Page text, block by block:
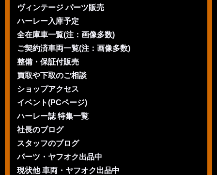
ヴィンテージ パーツ販売
ハーレー入庫予定
全在庫車一覧(注：画像多数)
ご契約済車両一覧(注：画像多数)
整備・保証付販売
買取や下取のご相談
ショップアクセス
イベント(PCページ)
ハーレー誌 特集一覧
社長のブログ
スタッフのブログ
パーツ・ヤフオク出品中
現状他 車両・ヤフオク出品中